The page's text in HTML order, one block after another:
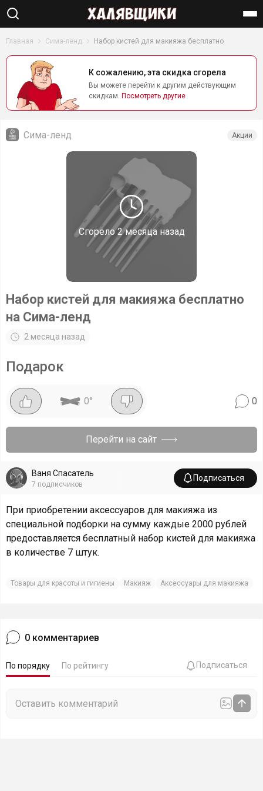
Найти
Главная Сима-ленд Набор кистей для макияжа бесплатно
К сожалению, эта скидка сгорела
Вы можете перейти к другим действующим
скидкам. Посмотреть другие
Сгорело2 месяца назад
Сима-ленд Акции
Набор кистей для макияжа бесплатно
на Сима-ленд
2 месяца назад
Подарок
0° 0
Перейти на сайт
Ваня Спасатель
7 подписчиков
Подписаться
При приобретении аксессуаров для макияжа из
специальной подборки на сумму каждые 2000 рублей
предоставляется бесплатный набор кистей для макияжа
в количестве 7 штук.
Товары для красоты и гигиены Макияж Аксессуары для макияжа
0 комментариев
По порядку По рейтингу Подписаться